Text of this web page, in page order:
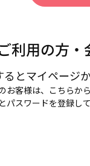
利用の方
とマイページ
お客様は、こちらか
パスワードを登録し